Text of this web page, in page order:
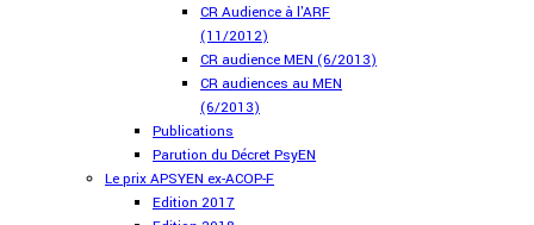
CR Audience à l'ARF
(11/2012)
CR audience MEN (6/2013)
CR audiences au MEN
(6/2013)
Publications
Parution du Décret PsyEN
Le prix APSYEN ex-ACOP-F
Edition 2017